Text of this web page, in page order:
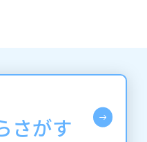
さがす